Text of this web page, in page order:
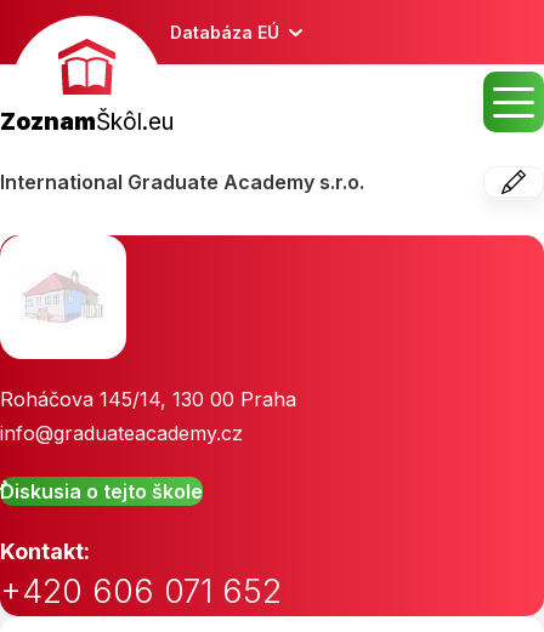
Databáza EÚ
ZoznamŠkôl.eu
International Graduate Academy s.r.o.
Roháčova 145/14, 130 00 Praha
info@graduateacademy.cz
Diskusia o tejto škole
Kontakt:
+420 606 071 652